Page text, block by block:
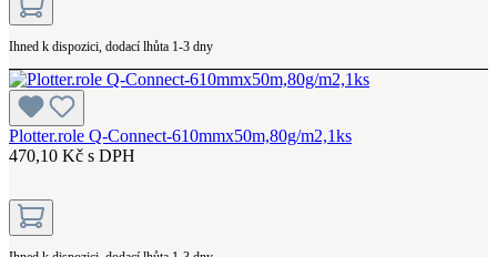
Ihned k dispozici, dodací lhůta 1-3 dny
Plotter.role Q-Connect-610mmx50m,80g/m2,1ks
470,10 Kč s DPH